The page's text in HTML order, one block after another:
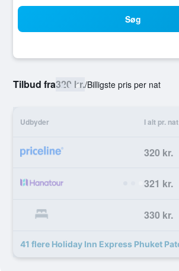
Søg
Tilbud fra320 kr./Billigste pris per nat
Udbyder I alt pr. nat
320 kr.
321 kr.
330 kr.